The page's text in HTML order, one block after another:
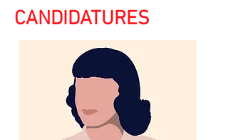
CANDIDATURES